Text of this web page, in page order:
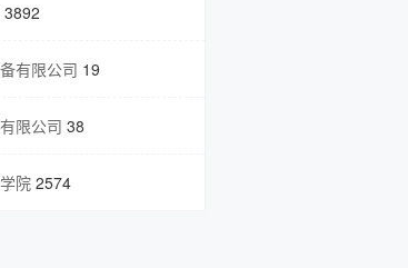
3892
有限公司 19
限公司 38
院2574